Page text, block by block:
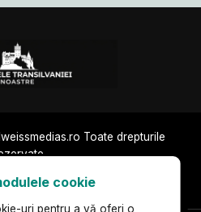
Toate drepturile
cookie
uri pentru a vă oferi o